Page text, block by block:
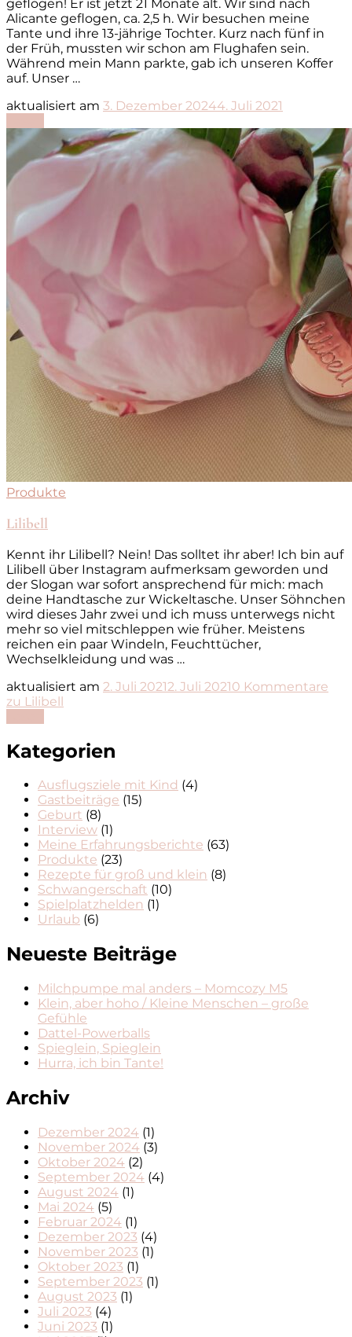
geflogen! Er ist jetzt 21 Monate alt. Wir sind nach
Alicante geflogen, ca. 2,5 h. Wir besuchen meine
Tante und ihre 13-jährige Tochter. Kurz nach fünf in
der Früh, mussten wir schon am Flughafen sein.
Während mein Mann parkte, gab ich unseren Koffer
auf. Unser …
aktualisiert am 3. Dezember 20244. Juli 2021
Produkte
Lilibell
Kennt ihr Lilibell? Nein! Das solltet ihr aber! Ich bin auf
Lilibell über Instagram aufmerksam geworden und
der Slogan war sofort ansprechend für mich: mach
deine Handtasche zur Wickeltasche. Unser Söhnchen
wird dieses Jahr zwei und ich muss unterwegs nicht
mehr so viel mitschleppen wie früher. Meistens
reichen ein paar Windeln, Feuchttücher,
Wechselkleidung und was …
aktualisiert am 2. Juli 20212. Juli 20210 Kommentare
zu Lilibell
Kategorien
Ausflugsziele mit Kind (4)
Gastbeiträge (15)
Geburt (8)
Interview (1)
Meine Erfahrungsberichte (63)
Produkte (23)
Rezepte für groß und klein (8)
Schwangerschaft (10)
Spielplatzhelden (1)
Urlaub (6)
Neueste Beiträge
Milchpumpe mal anders – Momcozy M5
Klein, aber hoho / Kleine Menschen – große
Gefühle
Dattel-Powerballs
Spieglein, Spieglein
Hurra, ich bin Tante!
Archiv
Dezember 2024 (1)
November 2024 (3)
Oktober 2024 (2)
September 2024 (4)
August 2024 (1)
Mai 2024 (5)
Februar 2024 (1)
Dezember 2023 (4)
November 2023 (1)
Oktober 2023 (1)
September 2023 (1)
August 2023 (1)
Juli 2023 (4)
Juni 2023 (1)